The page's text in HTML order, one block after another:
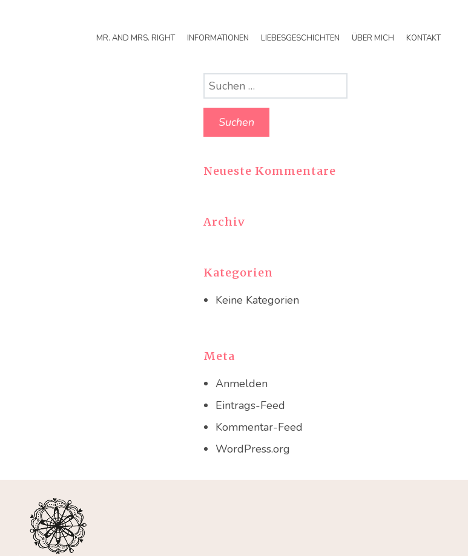
MR. AND MRS. RIGHT INFORMATIONEN LIEBESGESCHICHTEN ÜBER MICH KONTAKT
Suchen
nach:
Neueste Kommentare
Archiv
Kategorien
Keine Kategorien
Meta
Anmelden
Eintrags-Feed
Kommentar-Feed
WordPress.org